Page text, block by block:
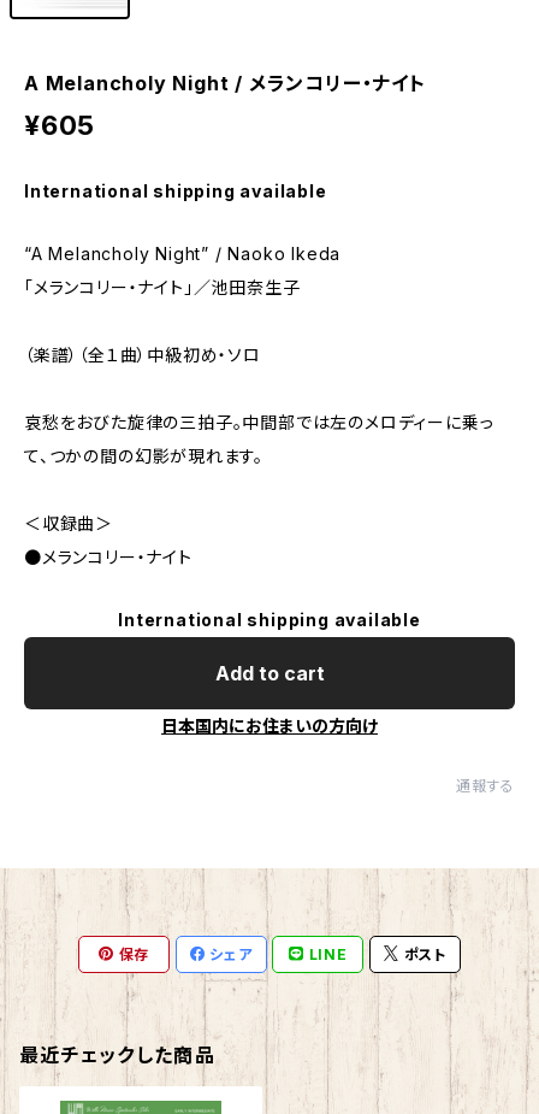
A Melancholy Night / メランコリー・ナイト
¥605
International shipping available
“A Melancholy Night” / Naoko Ikeda
「メランコリー・ナイト」／池田奈生子
（楽譜）（全１曲）中級初め・ソロ
哀愁をおびた旋律の三拍子。中間部では左のメロディーに乗っ
て、つかの間の幻影が現れます。
＜収録曲＞
●メランコリー・ナイト
International shipping available
Add to cart
日本国内にお住まいの方向け
通報する
保存 シェア LINE ポスト
最近チェックした商品